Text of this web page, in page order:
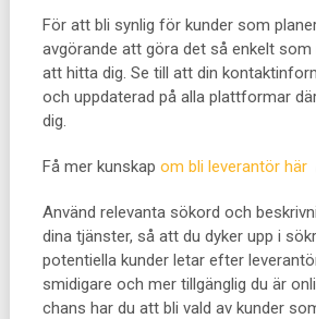
För att bli synlig för kunder som
avgörande att göra det så enkelt
att hitta dig. Se till att din
och uppdaterad på alla plattformar
dig.
Få mer kunskap om bli leverantör här
Använd relevanta sökord och
dina tjänster, så att du dyker upp i
potentiella kunder letar efter
smidigare och mer tillgänglig du är
chans har du att bli vald av kunder